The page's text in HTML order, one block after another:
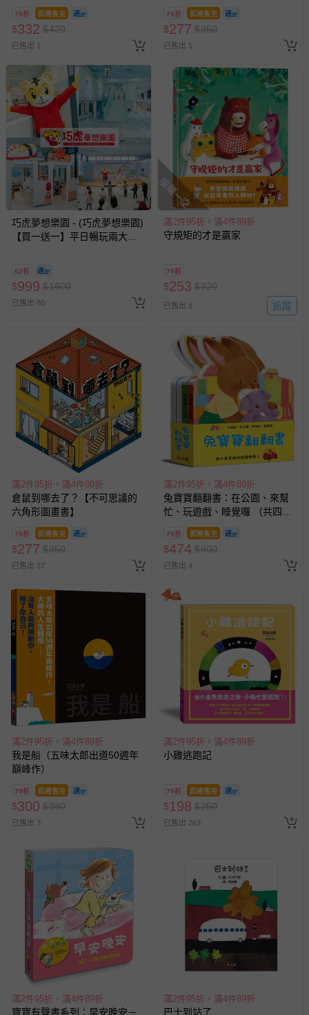
79折 即將售完
$332 $420
已售出 1
79折 即將售完
$277 $350
已售出 5
巧虎夢想樂園 - (巧虎夢想樂園)
【買一送一】平日暢玩兩大一
換，贈送券現場領取)-效期至
2026/10/16 正券逾期視同現金
券使用
62折
$999 $1600
已售出 80
搶購一空
滿2件95折，滿4件89折
守規矩的才是贏家
79折
$253 $320
已售出 8 追蹤
滿2件95折，滿4件89折
倉鼠到哪去了？【不可思議的
六角形圖畫書】
79折 即將售完
$277 $350
已售出 27
滿2件95折，滿4件89折
兔寶寶翻翻書：在公園、來幫
忙、玩遊戲、睡覺囉 （共四
79折 即將售完
$474 $600
已售出 4
滿2件95折，滿4件89折
我是船（五味太郎出道50週年
巔峰作）
79折 即將售完
$300 $380
已售出 3
滿2件95折，滿4件89折
小雞逃跑記
79折 即將售完
$198 $250
已售出 263
滿2件95折，滿4件89折
寶寶有聲書系列：早安晚安－
滿2件95折，滿4件89折
巴士到站了